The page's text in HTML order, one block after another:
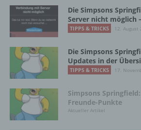
Die Simpsons
Server nicht möglich
TIPPS & TRICKS 12. August
Die Simpsons
Updates in der
TIPPS & TRICKS 17.
Simpsons
Freunde-Punkte
Aktueller Artikel
DE
Cookies / SessionStorage /
Die Internetseiten verwenden
genannte Cookies, LocalStorage
SessionStorage. Dies dient dazu,
nutzerfreundlicher, effektiver und
machen. Local Storage und